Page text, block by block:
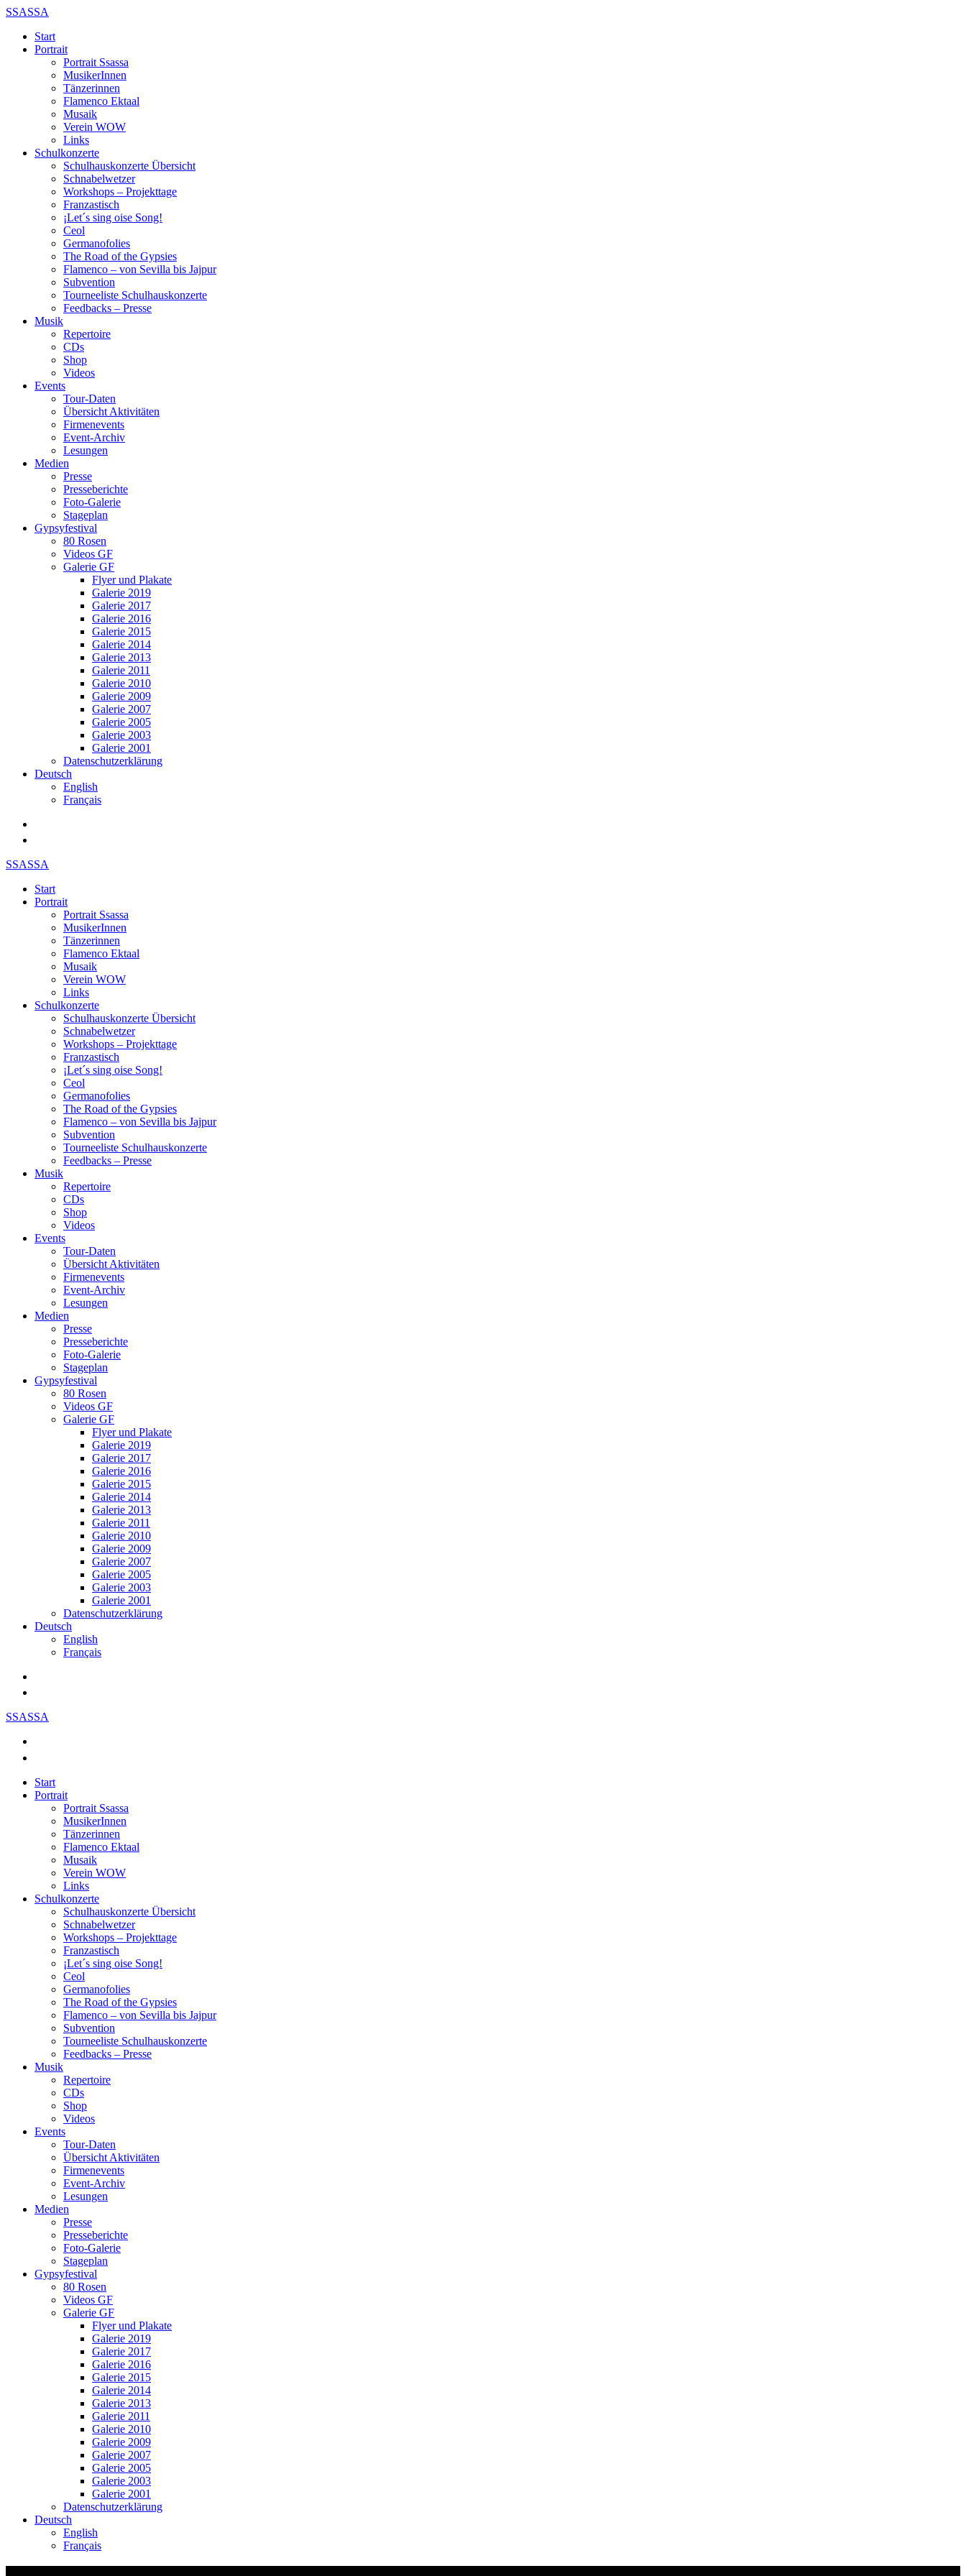
SSASSA
Start
Portrait
Portrait Ssassa
MusikerInnen
Tänzerinnen
Flamenco Ektaal
Musaik
Verein WOW
Links
Schulkonzerte
Schulhauskonzerte Übersicht
Schnabelwetzer
Workshops – Projekttage
Franzastisch
¡Let´s sing oise Song!
Ceol
Germanofolies
The Road of the Gypsies
Flamenco – von Sevilla bis Jajpur
Subvention
Tourneeliste Schulhauskonzerte
Feedbacks – Presse
Musik
Repertoire
CDs
Shop
Videos
Events
Tour-Daten
Übersicht Aktivitäten
Firmenevents
Event-Archiv
Lesungen
Medien
Presse
Presseberichte
Foto-Galerie
Stageplan
Gypsyfestival
80 Rosen
Videos GF
Galerie GF
Flyer und Plakate
Galerie 2019
Galerie 2017
Galerie 2016
Galerie 2015
Galerie 2014
Galerie 2013
Galerie 2011
Galerie 2010
Galerie 2009
Galerie 2007
Galerie 2005
Galerie 2003
Galerie 2001
Datenschutzerklärung
Deutsch
English
Français
SSASSA
Start
Portrait
Portrait Ssassa
MusikerInnen
Tänzerinnen
Flamenco Ektaal
Musaik
Verein WOW
Links
Schulkonzerte
Schulhauskonzerte Übersicht
Schnabelwetzer
Workshops – Projekttage
Franzastisch
¡Let´s sing oise Song!
Ceol
Germanofolies
The Road of the Gypsies
Flamenco – von Sevilla bis Jajpur
Subvention
Tourneeliste Schulhauskonzerte
Feedbacks – Presse
Musik
Repertoire
CDs
Shop
Videos
Events
Tour-Daten
Übersicht Aktivitäten
Firmenevents
Event-Archiv
Lesungen
Medien
Presse
Presseberichte
Foto-Galerie
Stageplan
Gypsyfestival
80 Rosen
Videos GF
Galerie GF
Flyer und Plakate
Galerie 2019
Galerie 2017
Galerie 2016
Galerie 2015
Galerie 2014
Galerie 2013
Galerie 2011
Galerie 2010
Galerie 2009
Galerie 2007
Galerie 2005
Galerie 2003
Galerie 2001
Datenschutzerklärung
Deutsch
English
Français
SSASSA
Start
Portrait
Portrait Ssassa
MusikerInnen
Tänzerinnen
Flamenco Ektaal
Musaik
Verein WOW
Links
Schulkonzerte
Schulhauskonzerte Übersicht
Schnabelwetzer
Workshops – Projekttage
Franzastisch
¡Let´s sing oise Song!
Ceol
Germanofolies
The Road of the Gypsies
Flamenco – von Sevilla bis Jajpur
Subvention
Tourneeliste Schulhauskonzerte
Feedbacks – Presse
Musik
Repertoire
CDs
Shop
Videos
Events
Tour-Daten
Übersicht Aktivitäten
Firmenevents
Event-Archiv
Lesungen
Medien
Presse
Presseberichte
Foto-Galerie
Stageplan
Gypsyfestival
80 Rosen
Videos GF
Galerie GF
Flyer und Plakate
Galerie 2019
Galerie 2017
Galerie 2016
Galerie 2015
Galerie 2014
Galerie 2013
Galerie 2011
Galerie 2010
Galerie 2009
Galerie 2007
Galerie 2005
Galerie 2003
Galerie 2001
Datenschutzerklärung
Deutsch
English
Français